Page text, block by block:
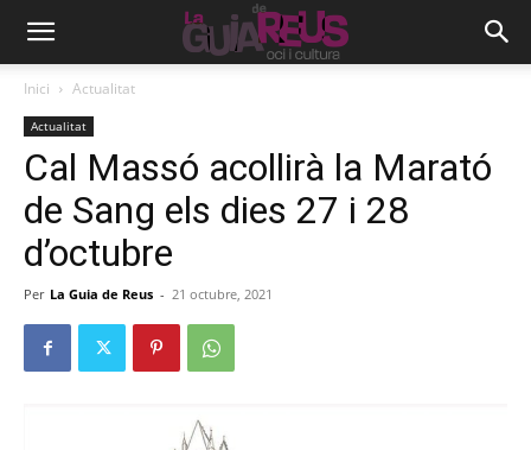
Inici Actualitat
Actualitat
Cal Massó acollirà la Marató
de Sang els dies 27 i 28
d’octubre
Per La Guia de Reus - 21 octubre, 2021